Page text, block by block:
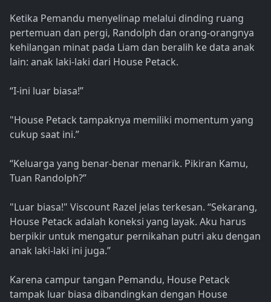
Ketika Pemandu menyelinap melalui dinding ruang
pertemuan dan pergi, Randolph dan orang-orangnya
kehilangan minat pada Liam dan beralih ke data anak
lain: anak laki-laki dari House Petack.
“I-ini luar biasa!”
"House Petack tampaknya memiliki momentum yang
cukup saat ini.”
“Keluarga yang benar-benar menarik. Pikiran Kamu,
Tuan Randolph?”
"Luar biasa!" Viscount Razel jelas terkesan. “Sekarang,
House Petack adalah koneksi yang layak. Aku harus
berpikir untuk mengatur pernikahan putri aku dengan
anak laki-laki ini juga.”
Karena campur tangan Pemandu, House Petack
tampak luar biasa dibandingkan dengan House